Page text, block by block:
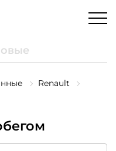
Renault